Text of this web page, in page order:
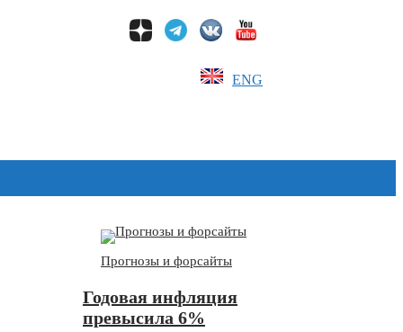
ENG
Прогнозы и форсайты
Годовая инфляция
превысила 6%